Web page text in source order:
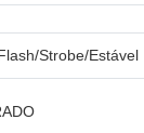
Strobe/Estável